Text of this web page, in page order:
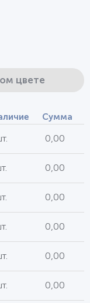
цвете
Сумма
0,00
0,00
0,00
0,00
0,00
0,00